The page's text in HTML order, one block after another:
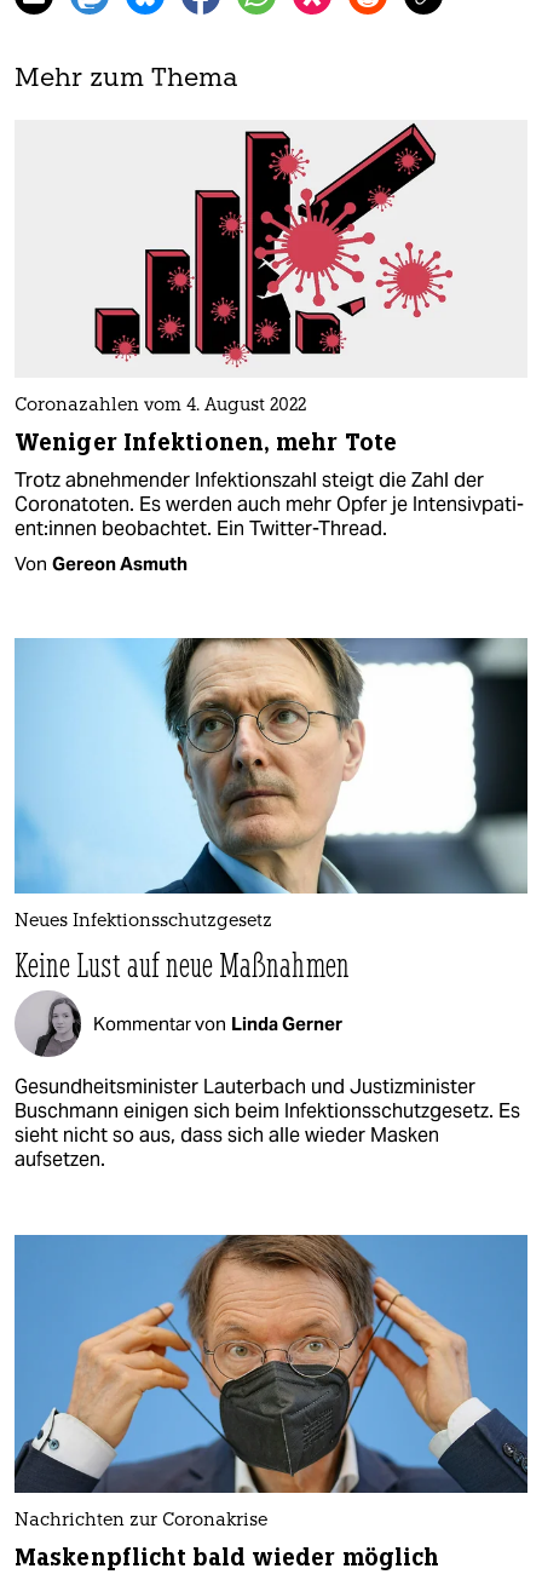
Mehr zum Thema
Coronazahlen vom 4. August 2022
Weniger Infektionen, mehr Tote
Trotz abnehmender Infektionszahl steigt die Zahl der
Coronatoten. Es werden auch mehr Opfer je In­ten­siv­pa­ti­
en­t:in­nen beobachtet. Ein Twitter-Thread.
Von Gereon Asmuth
Neues Infektionsschutzgesetz
Keine Lust auf neue Maßnahmen
Kommentar von Linda Gerner
Gesundheitsminister Lauterbach und Justizminister
Buschmann einigen sich beim Infektionsschutzgesetz. Es
sieht nicht so aus, dass sich alle wieder Masken
aufsetzen.
Nachrichten zur Coronakrise
Maskenpflicht bald wieder möglich